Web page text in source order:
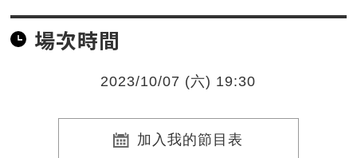
場次時間
2023/10/07 (六) 19:30
加入我的節目表